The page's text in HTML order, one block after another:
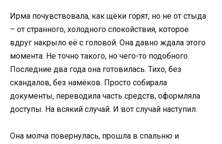
Ирма почувствовала, как щёки горят, но не от стыда
– от странного, холодного спокойствия, которое
вдруг накрыло её с головой. Она давно ждала этого
момента. Не точно такого, но чего-то подобного.
Последние два года она готовилась. Тихо, без
скандалов, без намёков. Просто собирала
документы, переводила часть средств, оформляла
доступы. На всякий случай. И вот случай наступил.
Она молча повернулась, прошла в спальню и